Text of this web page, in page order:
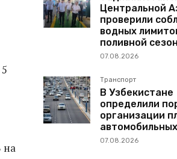
на
Центральной
проверили
водных
поливной сезон
07.08.2026
Транспорт
В Узбекистане
определили
организации
07.08.2026